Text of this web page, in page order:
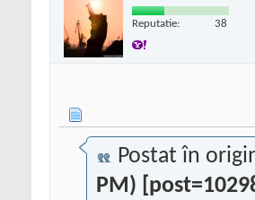
Reputatie: 38
Postat în
PM)